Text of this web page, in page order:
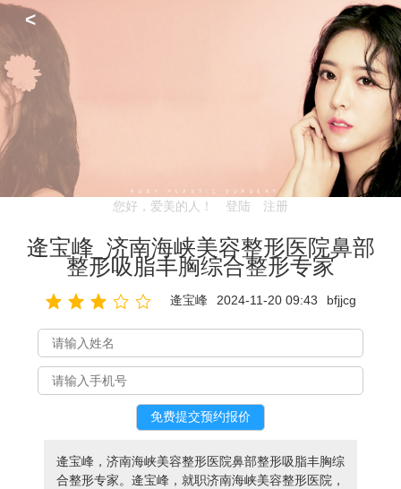
<
您好，爱美的人！ 登陆 注册
逄宝峰_济南海峡美容整形医院鼻部
整形吸脂丰胸综合整形专家
逄宝峰 2024-11-20 09:43 bfjjcg
逄宝峰，济南海峡美容整形医院鼻部整形吸脂丰胸综
合整形专家。逄宝峰，就职济南海峡美容整形医院，